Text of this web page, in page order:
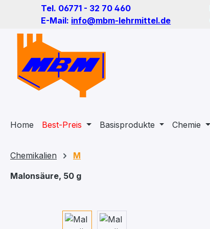
Hauptinhalt springen
Zur Suche springen
Zur Hauptnavigation springen
Tel. 06771 - 32 70 460
E-Mail: info@mbm-lehrmittel.de
Home Best-Preis Basisprodukte Chemie
Chemikalien
M
Malonsäure, 50 g
Bildergalerie überspringen